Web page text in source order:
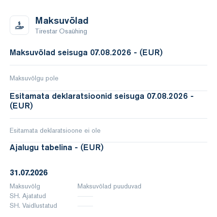
Maksuvõlad
Tirestar Osaühing
Maksuvõlad seisuga 07.08.2026 - (EUR)
Maksuvõlgu pole
Esitamata deklaratsioonid seisuga 07.08.2026 -
(EUR)
Esitamata deklaratsioone ei ole
Ajalugu tabelina - (EUR)
31.07.2026
Maksuvõlg
Maksuvõlad puuduvad
SH. Ajatatud
SH. Vaidlustatud